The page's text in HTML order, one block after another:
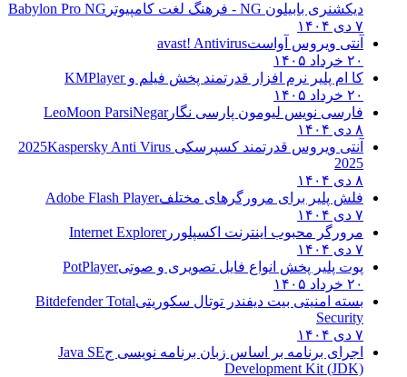
دیکشنری بابیلون NG - فرهنگ لغت کامپیوتر
Babylon Pro NG
۷ دی ۱۴۰۴
آنتی ویروس آواستavast! Antivirus
۲۰ خرداد ۱۴۰۵
کا ام پلیر نرم افزار قدرتمند پخش فیلم وKMPlayer
۲۰ خرداد ۱۴۰۵
فارسی نویس لیومون پارسی نگارLeoMoon ParsiNegar
۸ دی ۱۴۰۴
آنتی ویروس قدرتمند کسپرسکی 2025 Kaspersky Anti Virus
2025
۸ دی ۱۴۰۴
فلش پلیر برای مرورگرهای مختلفAdobe Flash Player
۷ دی ۱۴۰۴
مرورگر محبوب اینترنت اکسپلوررInternet Explorer
۷ دی ۱۴۰۴
پوت پلیر پخش انواع فایل تصویری و صوتیPotPlayer
۲۰ خرداد ۱۴۰۵
بسته امنیتی بیت دیفندر توتال سکوریتیBitdefender Total
Security
۷ دی ۱۴۰۴
اجرای برنامه بر اساس زبان برنامه نویسی جJava SE
Development Kit (JDK)